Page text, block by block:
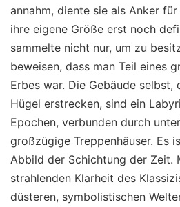
annahm, diente sie als Anker
ihre eigene Größe erst noch
sammelte nicht nur, um zu
beweisen, dass man Teil eines
Erbes war. Die Gebäude selbst,
Hügel erstrecken, sind ein
Epochen, verbunden durch
großzügige Treppenhäuser. Es
Abbild der Schichtung der Zeit.
strahlenden Klarheit des
düsteren, symbolistischen